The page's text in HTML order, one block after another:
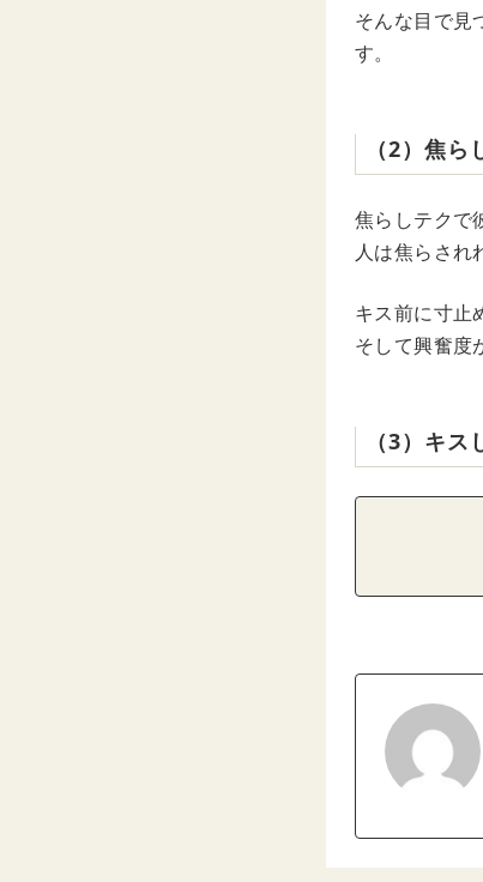
そんな目で見
す。
（2）焦
焦らしテクで
人は焦らされ
キス前に寸止
そして興奮度
（3）キ